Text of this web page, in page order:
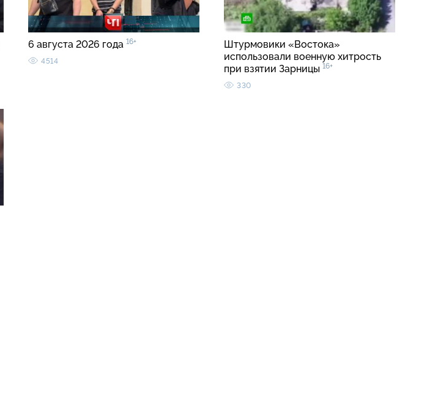
6 августа 2026 года 16+
4514
Штурмовики «Востока»
использовали военную хитрость
при взятии Зарницы 16+
330